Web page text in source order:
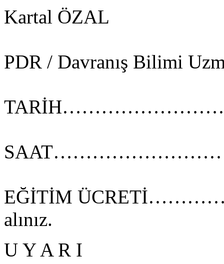
Kartal ÖZAL
PDR / Davranış Bilimi
EĞİTİM
alınız.
U Y A R I